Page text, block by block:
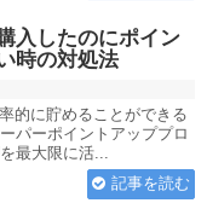
入したのにポイン
時の対処法
的に貯めることができる
パーポイントアッププロ
最大限に活...
記事を読む